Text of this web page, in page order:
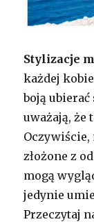
Stylizacje
każdej
boją
uważają,
złożone z
mogą
jedynie
Przeczytaj